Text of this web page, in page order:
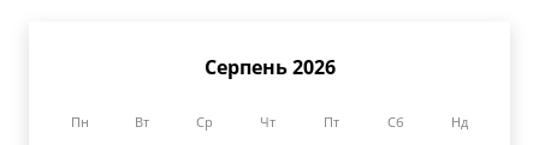
Серпень 2026
Пн Вт Ср Чт Пт Сб Нд